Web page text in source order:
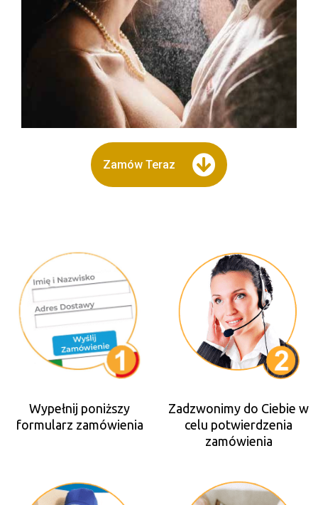
Zamów Teraz
Wypełnij poniższy
formularz zamówienia
Zadzwonimy do Ciebie w
celu potwierdzenia
zamówienia